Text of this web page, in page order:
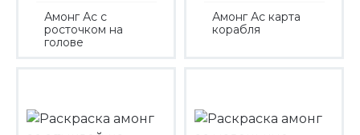
Амонг Ас с
росточком на
голове
Амонг Ас карта
корабля